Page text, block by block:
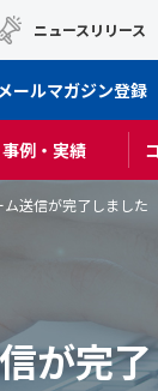
事例・実績
ニュースリリース
ールマガジン登録
が完
ム送信が完了しました